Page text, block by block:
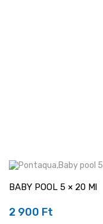
BABY POOL 5 × 20 Ml
Ár
2 900 Ft